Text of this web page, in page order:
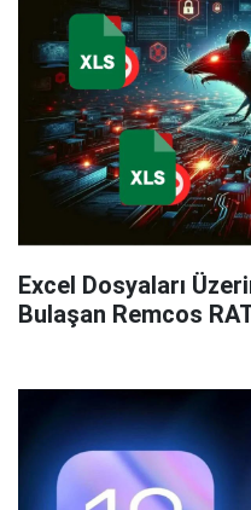
Excel Dosyaları
Bulaşan Remcos